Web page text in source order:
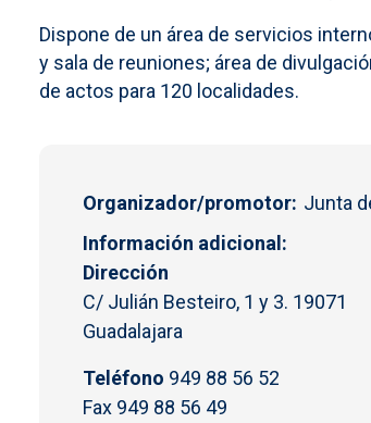
Dispone de un área de servicios
y sala de reuniones; área de
de actos para 120 localidades.
Organizador/promotor Junta
Información adicional
Dirección
C/ Julián Besteiro, 1 y 3. 19071
Guadalajara
Teléfono 949 88 56 52
Fax 949 88 56 49